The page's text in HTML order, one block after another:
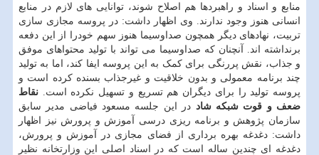
منابع و اسناد و راهبردها هم اصلاح شوند، توانایی های لازم در منابع
انسانی هنوز وجود ندارند. وی اظهار داشت: در پروسه مجازی سازی
تربیت، نهادهای دیگر همچون صداوسیما هنوز سهم خودرا از این دفعه
برنداشته اند. آنچنان که صداوسیما می تواند با تولید محتواهای موفق
و جذاب، نقش پررنگی برای کمک به این پروسه ایفا کند، اما به تولید
چند برنامه معمولی و بدون خلاقیت و غیرجذاب بسنده کرده است و
پروسه تولید را برای دیگران هم تسریع و تسهیل نکرده است. نقاط
ضعف و قوت شبکه شاد در این جلسه مسعود فیاضی مدیر سابق
سازمان پژوهش و برنامه ریزی درسی آموزش و پرورش نیز اظهار
داشت: دغدغه بهره برداری از فضای مجازی در آموزش و پرورش،
دغدغه ای چندین ساله است که در اسناد اصلی این وزارتخانه نظیر